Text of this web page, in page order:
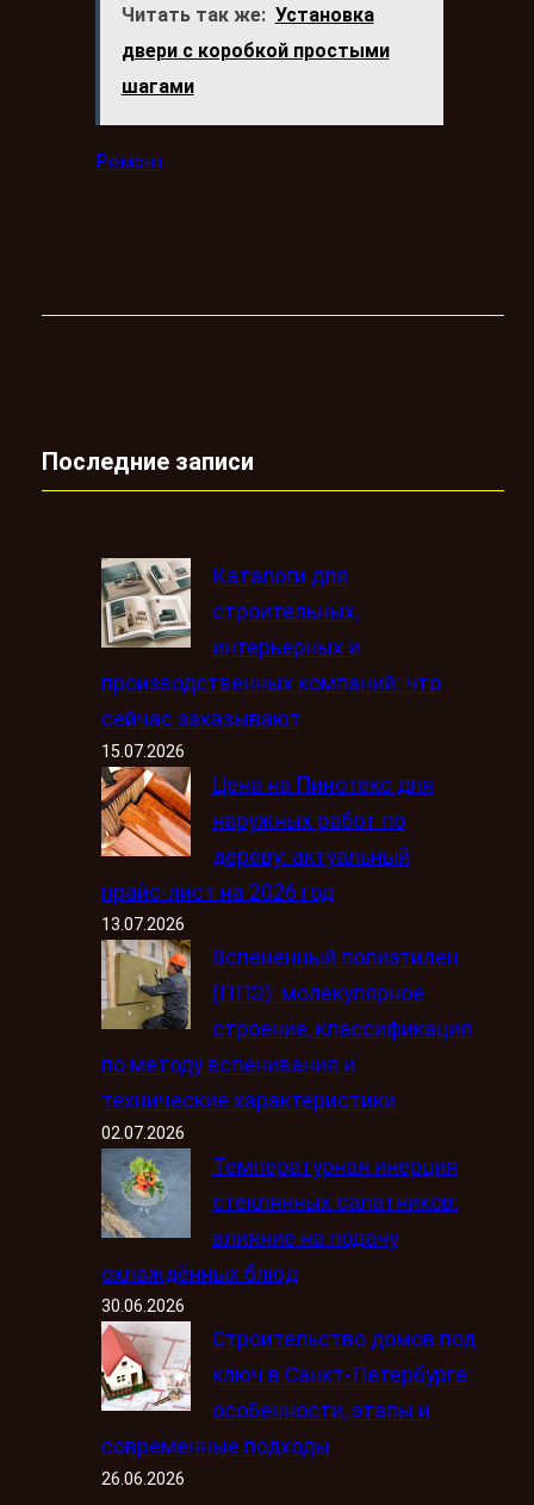
Читать так же: Установка
двери с коробкой простыми
шагами
Ремонт
Последние записи
Каталоги для
строительных,
интерьерных и
производственных компаний: что
сейчас заказывают
15.07.2026
Цена на Пинотекс для
наружных работ по
дереву: актуальный
прайс-лист на 2026 год
13.07.2026
Вспененный полиэтилен
(ППЭ): молекулярное
строение, классификация
по методу вспенивания и
технические характеристики
02.07.2026
Температурная инерция
стеклянных салатников:
влияние на подачу
охлаждённых блюд
30.06.2026
Строительство домов под
ключ в Санкт-Петербурге:
особенности, этапы и
современные подходы
26.06.2026